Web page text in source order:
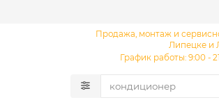
Продажа, монтаж и
Липецке и
График работы: 9:00 -